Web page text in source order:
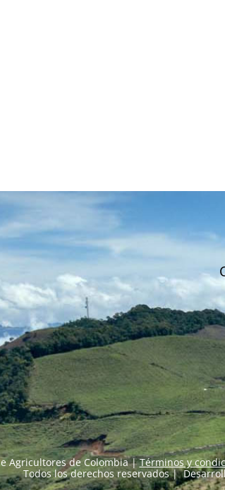
Agricultores de Colombia |Términos y
Todos los derechos reservados |